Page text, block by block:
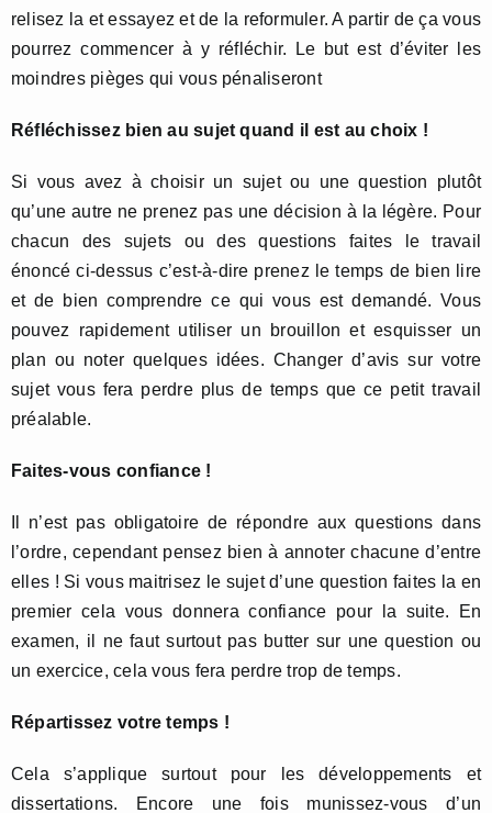
relisez la et essayez et de la reformuler. A partir de ça vous
pourrez commencer à y réfléchir. Le but est d’éviter les
moindres pièges qui vous pénaliseront
Réfléchissez bien au sujet quand il est au choix !
Si vous avez à choisir un sujet ou une question plutôt
qu’une autre ne prenez pas une décision à la légère. Pour
chacun des sujets ou des questions faites le travail
énoncé ci-dessus c’est-à-dire prenez le temps de bien lire
et de bien comprendre ce qui vous est demandé. Vous
pouvez rapidement utiliser un brouillon et esquisser un
plan ou noter quelques idées. Changer d’avis sur votre
sujet vous fera perdre plus de temps que ce petit travail
préalable.
Faites-vous confiance !
Il n’est pas obligatoire de répondre aux questions dans
l’ordre, cependant pensez bien à annoter chacune d’entre
elles ! Si vous maitrisez le sujet d’une question faites la en
premier cela vous donnera confiance pour la suite. En
examen, il ne faut surtout pas butter sur une question ou
un exercice, cela vous fera perdre trop de temps.
Répartissez votre temps !
Cela s’applique surtout pour les développements et
dissertations. Encore une fois munissez-vous d’un